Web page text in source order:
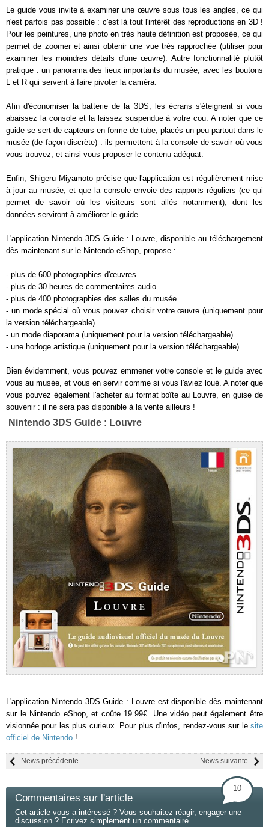
Le guide vous invite à examiner une œuvre sous tous les angles, ce qui
n'est parfois pas possible : c'est là tout l'intérêt des reproductions en 3D !
Pour les peintures, une photo en très haute définition est proposée, ce qui
permet de zoomer et ainsi obtenir une vue très rapprochée (utiliser pour
examiner les moindres détails d'une œuvre). Autre fonctionnalité plutôt
pratique : un panorama des lieux importants du musée, avec les boutons
L et R qui servent à faire pivoter la caméra.
Afin d'économiser la batterie de la 3DS, les écrans s'éteignent si vous
abaissez la console et la laissez suspendue à votre cou. A noter que ce
guide se sert de capteurs en forme de tube, placés un peu partout dans le
musée (de façon discrète) : ils permettent à la console de savoir où vous
vous trouvez, et ainsi vous proposer le contenu adéquat.
Enfin, Shigeru Miyamoto précise que l'application est régulièrement mise
à jour au musée, et que la console envoie des rapports réguliers (ce qui
permet de savoir où les visiteurs sont allés notamment), dont les
données serviront à améliorer le guide.
L'application Nintendo 3DS Guide : Louvre, disponible au téléchargement
dès maintenant sur le Nintendo eShop, propose :
- plus de 600 photographies d'œuvres
- plus de 30 heures de commentaires audio
- plus de 400 photographies des salles du musée
- un mode spécial où vous pouvez choisir votre œuvre (uniquement pour
la version téléchargeable)
- un mode diaporama (uniquement pour la version téléchargeable)
- une horloge artistique (uniquement pour la version téléchargeable)
Bien évidemment, vous pouvez emmener votre console et le guide avec
vous au musée, et vous en servir comme si vous l'aviez loué. A noter que
vous pouvez également l'acheter au format boîte au Louvre, en guise de
souvenir : il ne sera pas disponible à la vente ailleurs !
Nintendo 3DS Guide : Louvre
L'application Nintendo 3DS Guide : Louvre est disponible dès maintenant
sur le Nintendo eShop, et coûte 19.99€. Une vidéo peut également être
visionnée pour les plus curieux. Pour plus d'infos, rendez-vous sur le site
officiel de Nintendo !
News suivante
News précédente
Commentaires sur l'article
10
Cet article vous a intéressé ? Vous souhaitez réagir, engager une
discussion ? Ecrivez simplement un commentaire.